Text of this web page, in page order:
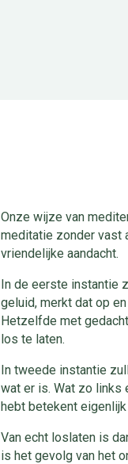
Onze wijze van
meditatie zonder vast
vriendelijke aandacht.
In de eerste instantie
geluid, merkt dat op
Hetzelfde met
los te laten.
In tweede instantie
wat er is. Wat zo links
hebt betekent
Van echt loslaten is
is het gevolg van het